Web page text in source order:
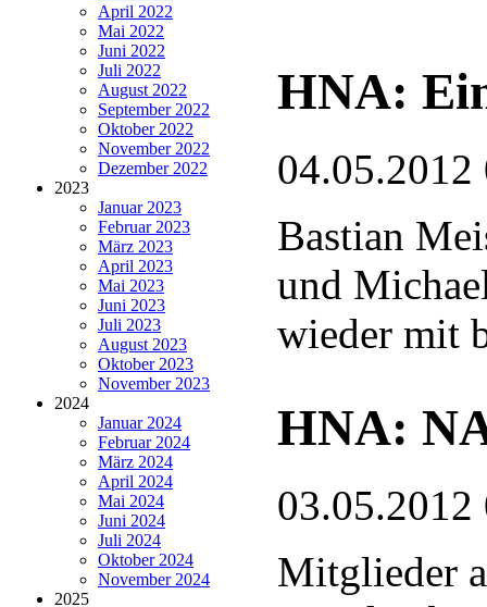
April 2022
Mai 2022
Juni 2022
Juli 2022
August 2022
September 2022
Oktober 2022
November 2022
Dezember 2022
2023
Januar 2023
Februar 2023
März 2023
April 2023
Mai 2023
Juni 2023
Juli 2023
August 2023
Oktober 2023
November 2023
2024
Januar 2024
Februar 2024
März 2024
April 2024
Mai 2024
Juni 2024
Juli 2024
Oktober 2024
November 2024
2025
HNA:
04.05.2012
Bastian
und
wieder mit
HNA:
03.05.2012
Mitglieder